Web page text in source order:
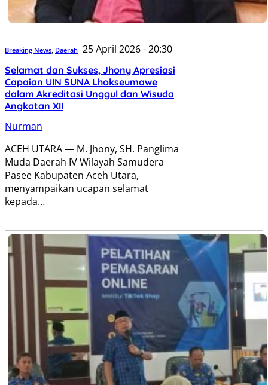
Breaking News, Daerah 25 April 2026 - 20:30
Selamat dan Sukses, Jhony Apresiasi
Capaian UIN SUNA Lhokseumawe
dalam Akreditasi Unggul dan Wisuda
Angkatan XII
Nurman
ACEH UTARA — M. Jhony, SH. Panglima
Muda Daerah IV Wilayah Samudera
Pasee Kabupaten Aceh Utara,
menyampaikan ucapan selamat
kepada…